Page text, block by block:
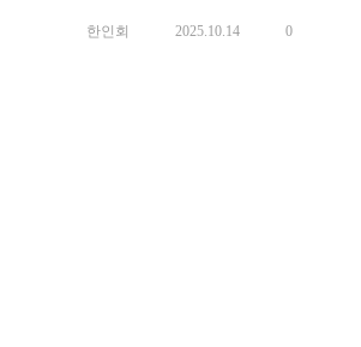
한인회 2025.10.14 0